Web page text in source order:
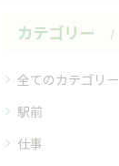
カテゴリー
全てのカテゴリー
駅前
仕事